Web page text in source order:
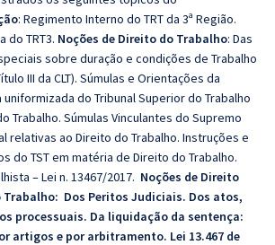
: Regimento Interno do TRT da 3ª Região.
do TRT3. Noções de Direito do Trabalho: Das
sobre duração e condições de Trabalho
III da CLT). Súmulas e Orientações da
do Tribunal Superior do Trabalho
Trabalho. Súmulas Vinculantes do Supremo
relativas ao Direito do Trabalho. Instruções e
do TST em matéria de Direito do Trabalho.
– Lei n. 13467/2017. Noções de Direito
Trabalho: Dos Peritos Judiciais. Dos atos,
processuais. Da liquidação da sentença:
artigos e por arbitramento. Lei 13.467 de